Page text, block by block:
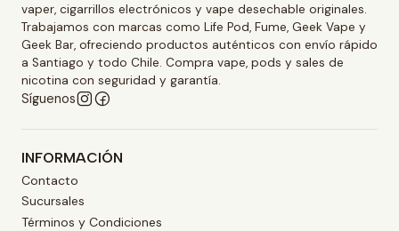
vaper, cigarrillos electrónicos y vape desechable originales.
Trabajamos con marcas como Life Pod, Fume, Geek Vape y
Geek Bar, ofreciendo productos auténticos con envío rápido
a Santiago y todo Chile. Compra vape, pods y sales de
nicotina con seguridad y garantía.
Síguenos
INFORMACIÓN
Contacto
Sucursales
Términos y Condiciones